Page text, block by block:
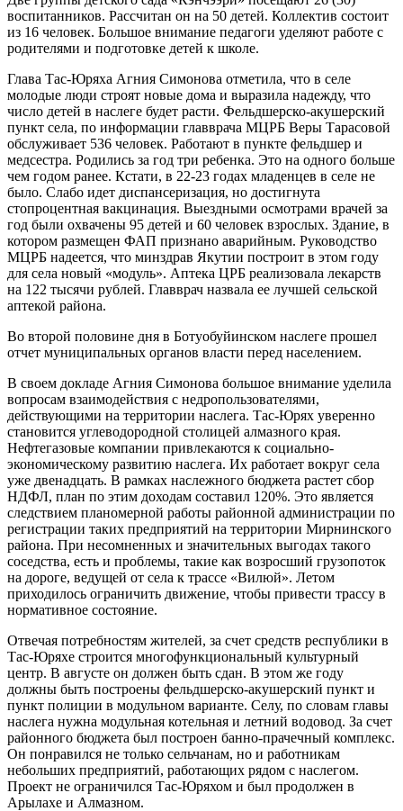
воспитанников. Рассчитан он на 50 детей. Коллектив состоит
из 16 человек. Большое внимание педагоги уделяют работе с
родителями и подготовке детей к школе.
Глава Тас-Юряха Агния Симонова отметила, что в селе
молодые люди строят новые дома и выразила надежду, что
число детей в наслеге будет расти. Фельдшерско-акушерский
пункт села, по информации главврача МЦРБ Веры Тарасовой
обслуживает 536 человек. Работают в пункте фельдшер и
медсестра. Родились за год три ребенка. Это на одного больше
чем годом ранее. Кстати, в 22-23 годах младенцев в селе не
было. Слабо идет диспансеризация, но достигнута
стопроцентная вакцинация. Выездными осмотрами врачей за
год были охвачены 95 детей и 60 человек взрослых. Здание, в
котором размещен ФАП признано аварийным. Руководство
МЦРБ надеется, что минздрав Якутии построит в этом году
для села новый «модуль». Аптека ЦРБ реализовала лекарств
на 122 тысячи рублей. Главврач назвала ее лучшей сельской
аптекой района.
Во второй половине дня в Ботуобуйинском наслеге прошел
отчет муниципальных органов власти перед населением.
В своем докладе Агния Симонова большое внимание уделила
вопросам взаимодействия с недропользователями,
действующими на территории наслега. Тас-Юрях уверенно
становится углеводородной столицей алмазного края.
Нефтегазовые компании привлекаются к социально-
экономическому развитию наслега. Их работает вокруг села
уже двенадцать. В рамках наслежного бюджета растет сбор
НДФЛ, план по этим доходам составил 120%. Это является
следствием планомерной работы районной администрации по
регистрации таких предприятий на территории Мирнинского
района. При несомненных и значительных выгодах такого
соседства, есть и проблемы, такие как возросший грузопоток
на дороге, ведущей от села к трассе «Вилюй». Летом
приходилось ограничить движение, чтобы привести трассу в
нормативное состояние.
Отвечая потребностям жителей, за счет средств республики в
Тас-Юряхе строится многофункциональный культурный
центр. В августе он должен быть сдан. В этом же году
должны быть построены фельдшерско-акушерский пункт и
пункт полиции в модульном варианте. Селу, по словам главы
наслега нужна модульная котельная и летний водовод. За счет
районного бюджета был построен банно-прачечный комплекс.
Он понравился не только сельчанам, но и работникам
небольших предприятий, работающих рядом с наслегом.
Проект не ограничился Тас-Юряхом и был продолжен в
Арылахе и Алмазном.